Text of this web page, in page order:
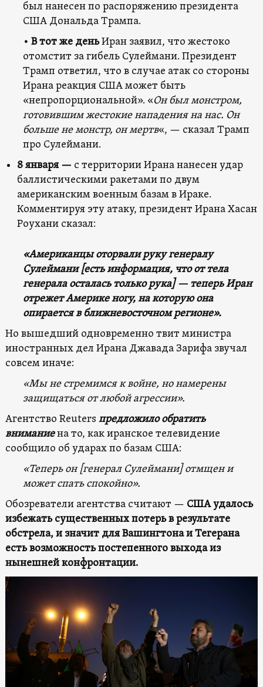
был нанесен по распоряжению президента
США Дональда Трампа.
• В тот же деньИран заявил, что жестоко
отомстит за гибель Сулеймани. Президент
Трамп ответил, что в случае атак со стороны
Ирана реакция США может быть
«непропорциональной». «Он был монстром,
готовившим жестокие нападения на нас. Он
больше не монстр, он мертв«, — сказал Трамп
про Сулеймани.
8 января — с территории Ирана нанесен удар
баллистическими ракетами по двум
американским военным базам в Ираке.
Комментируя эту атаку, президент Ирана Хасан
Роухани сказал:
«Американцы оторвали руку генералу
Сулеймани [есть информация, что от тела
генерала осталась только рука] — теперь Иран
отрежет Америке ногу, на которую она
опирается в ближневосточном регионе».
Но вышедший одновременно твит министра
иностранных дел Ирана Джавада Зарифа звучал
совсем иначе:
«Мы не стремимся к войне, но намерены
защищаться от любой агрессии».
Агентство Reuters предложило обратить
вниманиена то, как иранское телевидение
сообщило об ударах по базам США:
«Теперь он [генерал Сулеймани] отмщен и
может спать спокойно».
Обозреватели агентства считают — США удалось
избежать существенных потерь в результате
обстрела, и значит для Вашингтона и Тегерана
есть возможность постепенного выхода из
нынешней конфронтации.